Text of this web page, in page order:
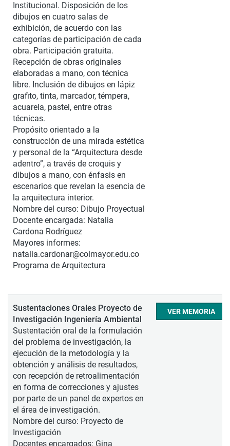
Institucional. Disposición de los
dibujos en cuatro salas de
exhibición, de acuerdo con las
categorías de participación de cada
obra. Participación gratuita.
Recepción de obras originales
elaboradas a mano, con técnica
libre. Inclusión de dibujos en lápiz
grafito, tinta, marcador, témpera,
acuarela, pastel, entre otras
técnicas.
Propósito orientado a la
construcción de una mirada estética
y personal de la “Arquitectura desde
adentro”, a través de croquis y
dibujos a mano, con énfasis en
escenarios que revelan la esencia de
la arquitectura interior.
Nombre del curso: Dibujo Proyectual
Docente encargada: Natalia
Cardona Rodríguez
Mayores informes:
natalia.cardonar@colmayor.edu.co
Programa de Arquitectura
Sustentaciones Orales Proyecto de
Investigación Ingeniería Ambiental
Sustentación oral de la formulación
del problema de investigación, la
ejecución de la metodología y la
obtención y análisis de resultados,
con recepción de retroalimentación
en forma de correcciones y ajustes
por parte de un panel de expertos en
el área de investigación.
Nombre del curso: Proyecto de
Investigación
Docentes encargados: Gina
VER MEMORIA